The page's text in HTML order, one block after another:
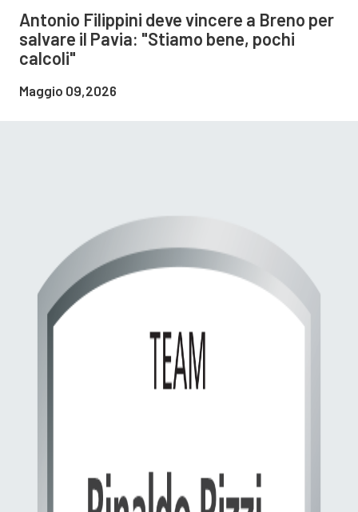
Antonio Filippini deve vincere a Breno per
salvare il Pavia: "Stiamo bene, pochi
calcoli"
Maggio 09,2026